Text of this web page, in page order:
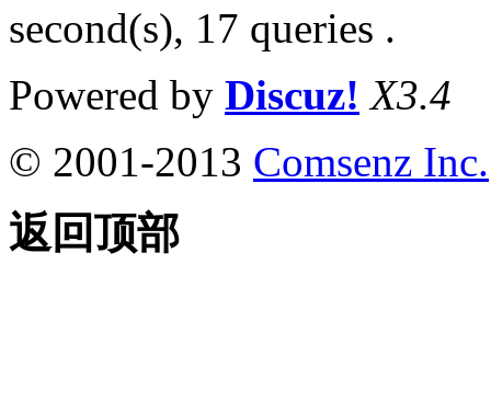
second(s), 17 queries .
Powered by Discuz! X3.4
© 2001-2013 Comsenz Inc.
返回顶部